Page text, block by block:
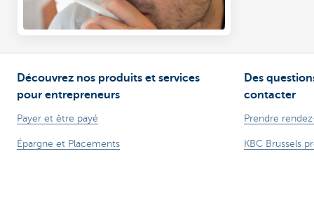
Découvrez nos produits et services
pour entrepreneurs
Payer et être payé
Épargne et Placements
Des
contacter
Prendre
KBC Brussels